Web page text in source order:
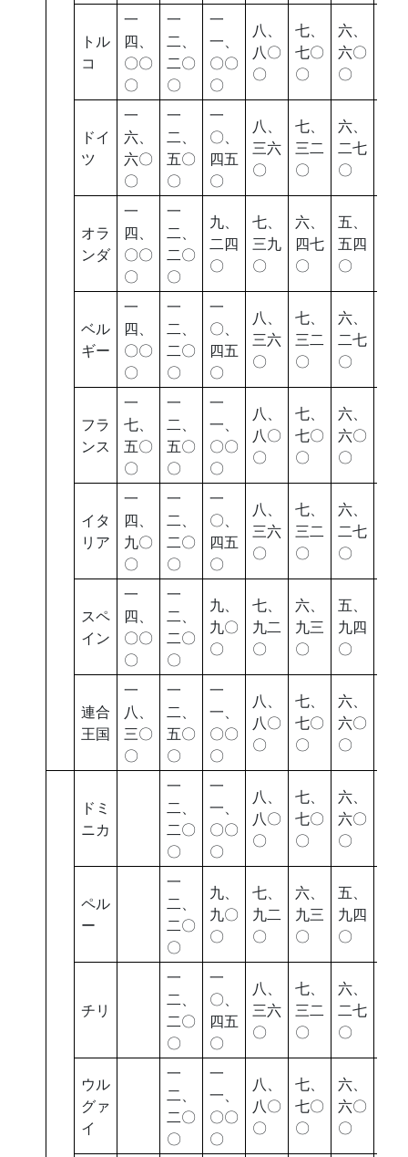
トル
コ
一
四、
〇〇
〇
一
二、
二〇
〇
一
一、
〇〇
〇
八、
八〇
〇
七、
七〇
〇
六、
六〇
〇
ドイ
ツ
一
六、
六〇
〇
一
二、
五〇
〇
一
〇、
四五
〇
八、
三六
〇
七、
三二
〇
六、
二七
〇
オラ
ンダ
一
四、
〇〇
〇
一
二、
二〇
〇
九、
二四
〇
七、
三九
〇
六、
四七
〇
五、
五四
〇
ベル
ギー
一
四、
〇〇
〇
一
二、
二〇
〇
一
〇、
四五
〇
八、
三六
〇
七、
三二
〇
六、
二七
〇
フラ
ンス
一
七、
五〇
〇
一
二、
五〇
〇
一
一、
〇〇
〇
八、
八〇
〇
七、
七〇
〇
六、
六〇
〇
イタ
リア
一
四、
九〇
〇
一
二、
二〇
〇
一
〇、
四五
〇
八、
三六
〇
七、
三二
〇
六、
二七
〇
スペ
イン
一
四、
〇〇
〇
一
二、
二〇
〇
九、
九〇
〇
七、
九二
〇
六、
九三
〇
五、
九四
〇
連合
王国
一
八、
三〇
〇
一
二、
五〇
〇
一
一、
〇〇
〇
八、
八〇
〇
七、
七〇
〇
六、
六〇
〇
ドミ
ニカ
一
二、
二〇
〇
一
一、
〇〇
〇
八、
八〇
〇
七、
七〇
〇
六、
六〇
〇
ペル
ー
一
二、
二〇
〇
九、
九〇
〇
七、
九二
〇
六、
九三
〇
五、
九四
〇
チリ
一
二、
二〇
〇
一
〇、
四五
〇
八、
三六
〇
七、
三二
〇
六、
二七
〇
ウル
グァ
イ
一
二、
二〇
〇
一
一、
〇〇
〇
八、
八〇
〇
七、
七〇
〇
六、
六〇
〇